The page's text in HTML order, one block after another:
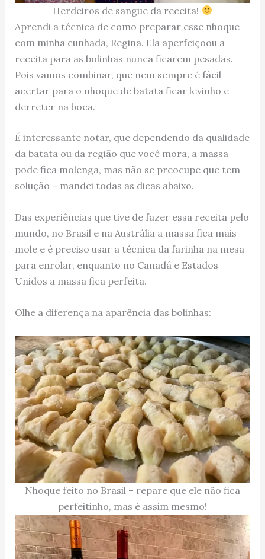
Herdeiros de sangue da receita!
Aprendi a técnica de como preparar esse nhoque
com minha cunhada, Regina. Ela aperfeiçoou a
receita para as bolinhas nunca ficarem pesadas.
Pois vamos combinar, que nem sempre é fácil
acertar para o nhoque de batata ficar levinho e
derreter na boca.
É interessante notar, que dependendo da qualidade
da batata ou da região que você mora, a massa
pode fica molenga, mas não se preocupe que tem
solução – mandei todas as dicas abaixo.
Das experiências que tive de fazer essa receita pelo
mundo, no Brasil e na Austrália a massa fica mais
mole e é preciso usar a técnica da farinha na mesa
para enrolar, enquanto no Canadá e Estados
Unidos a massa fica perfeita.
Olhe a diferença na aparência das bolinhas:
Nhoque feito no Brasil – repare que ele não fica
perfeitinho, mas é assim mesmo!